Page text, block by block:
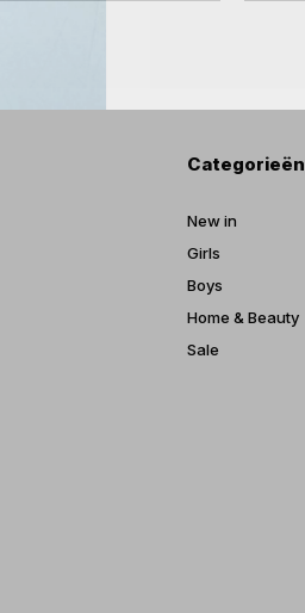
Categorieën
New in
Girls
Boys
Home & Beauty
Sale